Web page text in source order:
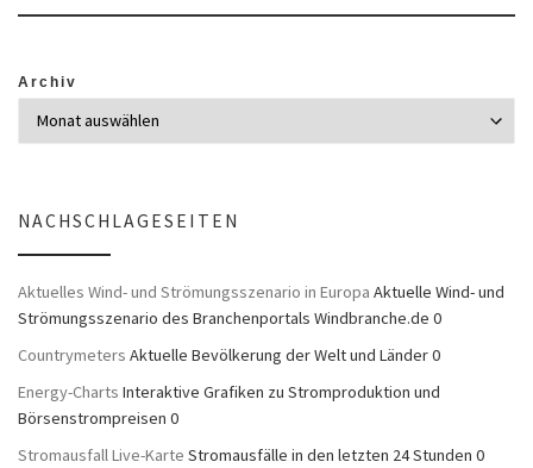
Archiv
NACHSCHLAGESEITEN
Aktuelles Wind- und Strömungsszenario in Europa Aktuelle Wind- und
Strömungsszenario des Branchenportals Windbranche.de 0
Countrymeters Aktuelle Bevölkerung der Welt und Länder 0
Energy-Charts Interaktive Grafiken zu Stromproduktion und
Börsenstrompreisen 0
Stromausfall Live-Karte Stromausfälle in den letzten 24 Stunden 0